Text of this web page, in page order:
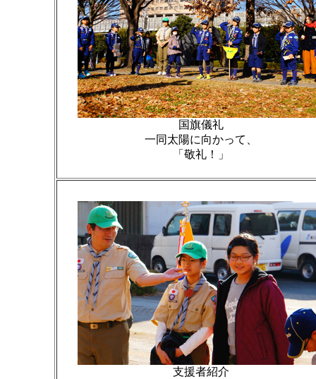
国旗儀礼
一同太陽に向かって、
「敬礼！」
支援者紹介